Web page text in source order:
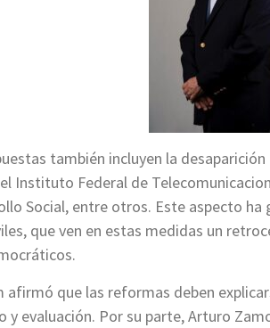
también incluyen la
Instituto Federal de
Social, entre otros. Este aspecto
que ven en estas medidas un
afirmó que las reformas deben
y evaluación. Por su parte, Arturo